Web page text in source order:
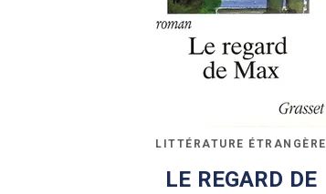
LITTÉRATURE ÉTRANGÈRE
LE REGARD DE